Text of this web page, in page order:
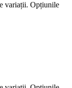
variații. Opțiunile